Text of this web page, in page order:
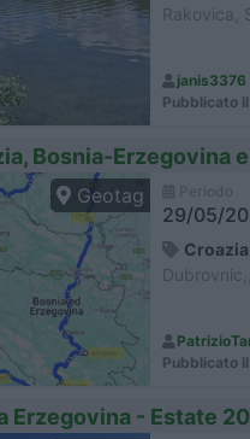
Rakovica,
janis3376
Pubblicato il
Bosnia-Erzegovina
Geotag
29/05/
Pubblicato il
Erzegovina - Estate